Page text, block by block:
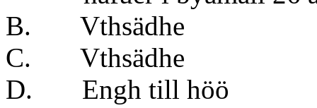
B.
C.
D. Engh till